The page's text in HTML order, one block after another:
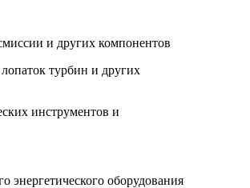
и других компонентов
турбин и других
инструментов и
энергетического оборудования